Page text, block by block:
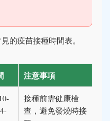
的疫苗接種時間表。
注意事項
接種前需健康檢
查，避免發燒時接